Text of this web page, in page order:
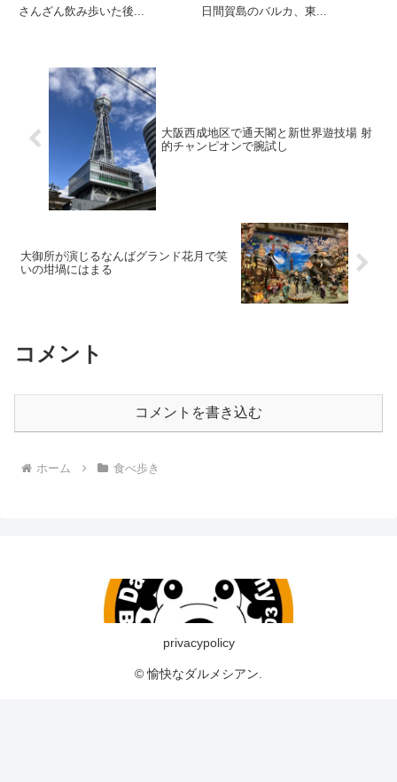
さんざん飲み歩いた後... 日間賀島のバルカ、東...
大阪西成地区で通天閣と新世界遊技場 射
的チャンピオンで腕試し
大御所が演じるなんばグランド花月で笑
いの坩堝にはまる
コメント
コメントを書き込む
ホーム 食べ歩き
privacypolicy
© 愉快なダルメシアン.